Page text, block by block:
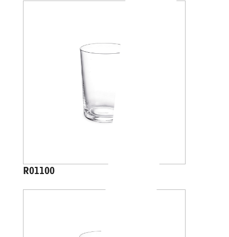
R01100